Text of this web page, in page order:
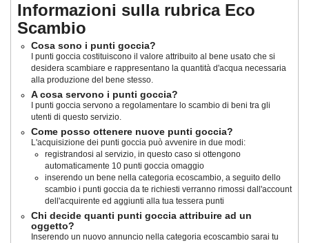
Informazioni sulla rubrica Eco
Scambio
Cosa sono i punti goccia?
I punti goccia costituiscono il valore attribuito al bene usato che si
desidera scambiare e rappresentano la quantità d'acqua necessaria
alla produzione del bene stesso.
A cosa servono i punti goccia?
I punti goccia servono a regolamentare lo scambio di beni tra gli
utenti di questo servizio.
Come posso ottenere nuove punti goccia?
L'acquisizione dei punti goccia può avvenire in due modi:
registrandosi al servizio, in questo caso si ottengono
automaticamente 10 punti goccia omaggio
inserendo un bene nella categoria ecoscambio, a seguito dello
scambio i punti goccia da te richiesti verranno rimossi dall'account
dell'acquirente ed aggiunti alla tua tessera punti
Chi decide quanti punti goccia attribuire ad un
oggetto?
Inserendo un nuovo annuncio nella categoria ecoscambio sarai tu